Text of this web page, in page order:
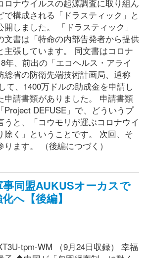
ロナウイルスの起源調査に取り組ん
で構成される「ドラスティック」と
しました。 「ドラスティック」
文書は「特命の内部告発者から提供
主張しています。 同文書はコロナ
年、前出の「エコヘルス・アライ
総省の防衛先端技術計画局、通称
て、1400万ドルの助成金を申請し
申請書類がありました。 申請書類
Project DEFUSE」で、どういうプ
うと、「コウモリが運ぶコロナウイ
除く」ということです。 次回、そ
ます。 （後編につづく）
同盟AUKUSオーカスで
へ【後編】
tpm-WM （9月24日収録） 幸福